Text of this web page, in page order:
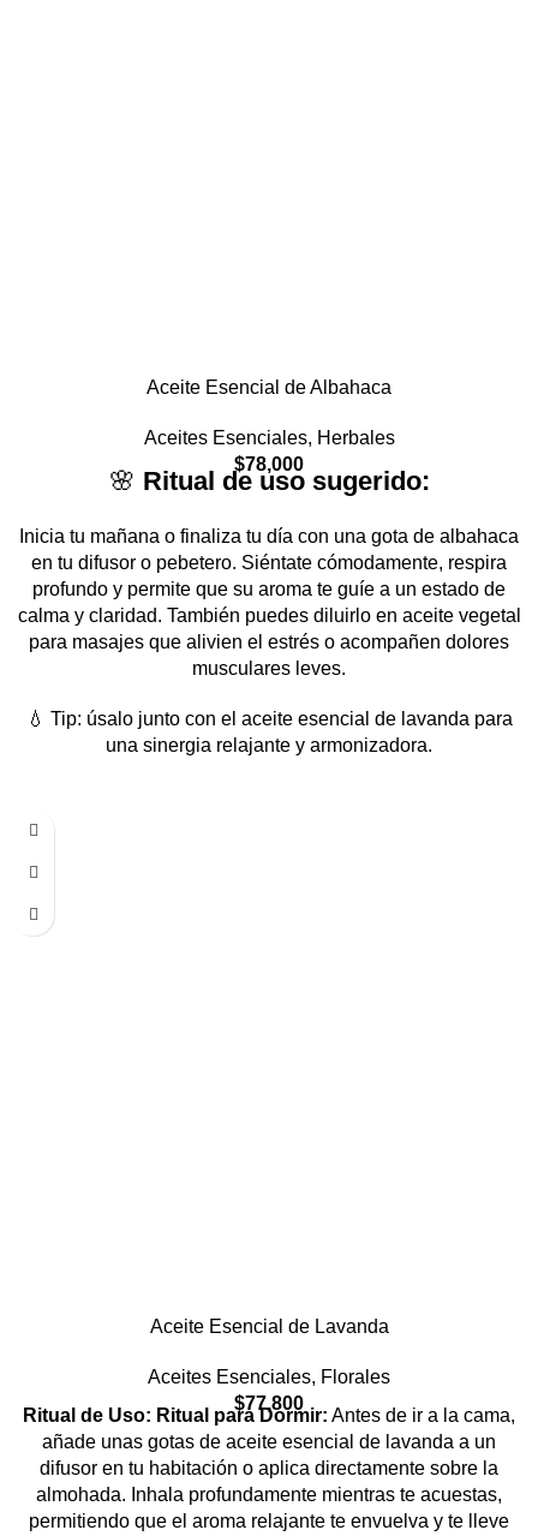
Aceite Esencial de Albahaca
Aceites Esenciales, Herbales
$78,000
🌸 Ritual de uso sugerido:
Inicia tu mañana o finaliza tu día con una gota de albahaca
en tu difusor o pebetero. Siéntate cómodamente, respira
profundo y permite que su aroma te guíe a un estado de
calma y claridad. También puedes diluirlo en aceite vegetal
para masajes que alivien el estrés o acompañen dolores
musculares leves.
💧 Tip: úsalo junto con el aceite esencial de lavanda para
una sinergia relajante y armonizadora.
Aceite Esencial de Lavanda
Aceites Esenciales, Florales
$77,800
Ritual de Uso: Ritual para Dormir: Antes de ir a la cama,
añade unas gotas de aceite esencial de lavanda a un
difusor en tu habitación o aplica directamente sobre la
almohada. Inhala profundamente mientras te acuestas,
permitiendo que el aroma relajante te envuelva y te lleve